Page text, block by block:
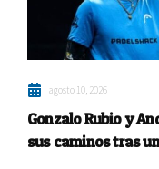
agosto 10, 2026
Gonzalo Rubio y
sus caminos tras